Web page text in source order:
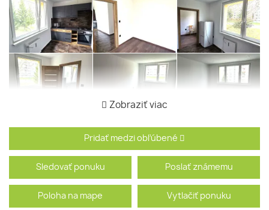
Zobraziť viac
Pridať medzi obľúbené
Sledovať ponuku Poslať známemu
Poloha na mape Vytlačiť ponuku